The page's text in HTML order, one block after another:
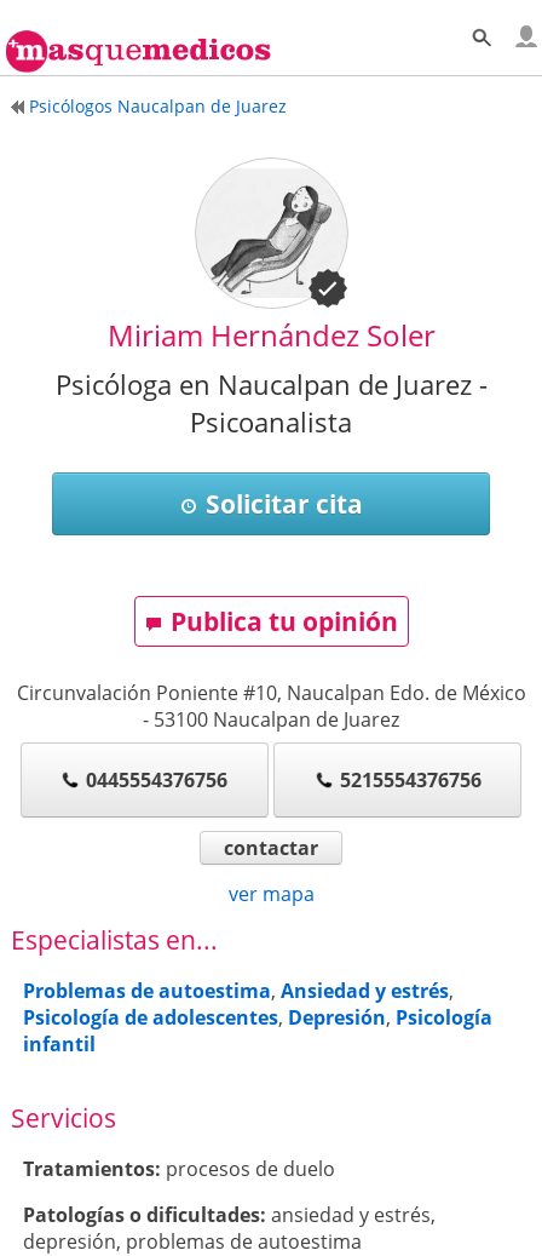
Psicólogos Naucalpan de Juarez
Miriam Hernández Soler
Psicóloga en Naucalpan de Juarez -
Psicoanalista
Solicitar cita
Publica tu opinión
Circunvalación Poniente #10, Naucalpan Edo. de México
- 53100 Naucalpan de Juarez
0445554376756 5215554376756
contactar
ver mapa
Especialistas en...
Problemas de autoestima, Ansiedad y estrés,
Psicología de adolescentes, Depresión, Psicología
infantil
Servicios
Tratamientos: procesos de duelo
Patologí­as o dificultades: ansiedad y estrés,
depresión, problemas de autoestima